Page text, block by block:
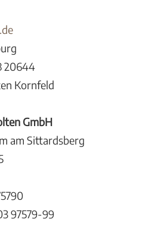
20644
Kornfeld
GmbH
am Sittardsberg
97579-99